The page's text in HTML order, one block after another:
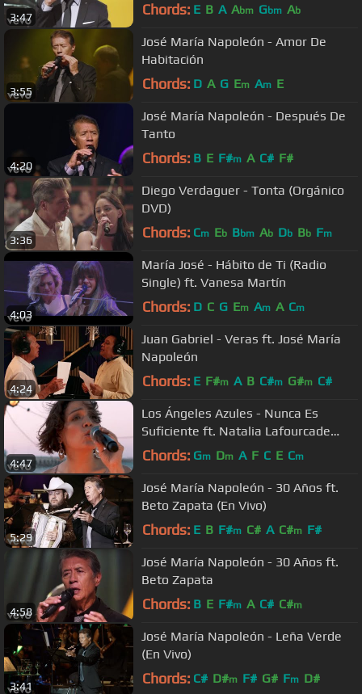
3:47 Chords: E B A Abm Gbm Ab
3:55
José María Napoleón - Amor De
Habitación
Chords: D A G Em Am E
4:20
José María Napoleón - Después De
Tanto
Chords: B E F#m A C# F#
3:36
Diego Verdaguer - Tonta (Orgánico
DVD)
Chords: Cm Eb Bbm Ab Db Bb Fm
4:03
María José - Hábito de Ti (Radio
Single) ft. Vanesa Martín
Chords: D C G Em Am A Cm
4:24
Juan Gabriel - Veras ft. José María
Napoleón
Chords: E F#m A B C#m G#m C#
4:47
Los Ángeles Azules - Nunca Es
Suficiente ft. Natalia Lafourcade
(Live)
Chords: Gm Dm A F C E Cm
5:29
José María Napoleón - 30 Años ft.
Beto Zapata (En Vivo)
Chords: E B F#m C# A C#m F#
4:58
José María Napoleón - 30 Años ft.
Beto Zapata
Chords: B E F#m A C# C#m
3:41
José María Napoleón - Leña Verde
(En Vivo)
Chords: C# D#m F# G# Fm D#